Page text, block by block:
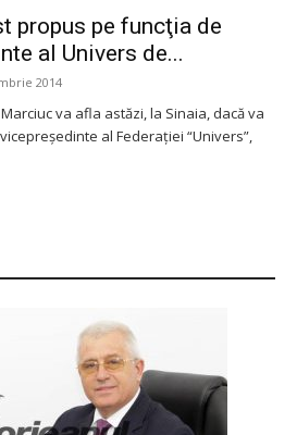
propus pe funcţia de
al Univers de...
2014
va afla astăzi, la Sinaia, dacă va
al Federaţiei “Univers”,